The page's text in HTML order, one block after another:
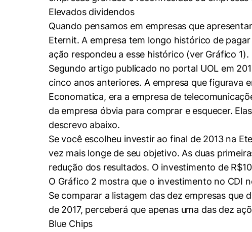
Conhecimento
Hub de Inovação e
Empreendedorismo
Women in Action
Trabalhe conosco
Sala de Imprensa
Pesquisa na Graduação
Seminários Acadêmicos
Comitê de Ética em
Pesquisa
Linkedin
Elevados dividendos
Quando pensamos em empresas que
Eternit. A empresa tem longo histórico de
ação respondeu a esse histórico (ver Gráfico 1).
Segundo artigo publicado no portal UOL em
cinco anos anteriores. A empresa que figurava
Economatica, era a empresa de
da empresa óbvia para comprar e esquecer.
descrevo abaixo.
Se você escolheu investir ao final de 2013 na
vez mais longe de seu objetivo. As duas
redução dos resultados. O investimento de
O Gráfico 2 mostra que o investimento no CDI
Se comparar a listagem das dez empresas que
de 2017, perceberá que apenas uma das dez
Blue Chips